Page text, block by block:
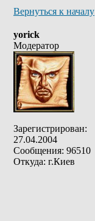
Вернуться к началу
yorick
Модератор
Зарегистрирован:
27.04.2004
Сообщения: 96510
Откуда: г.Киев